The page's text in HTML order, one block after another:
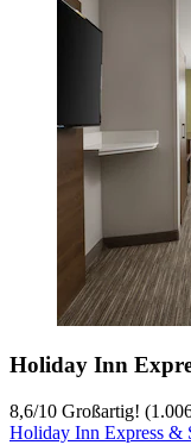
Holiday Inn
8,6/10 Großartig!
Holiday Inn Express &